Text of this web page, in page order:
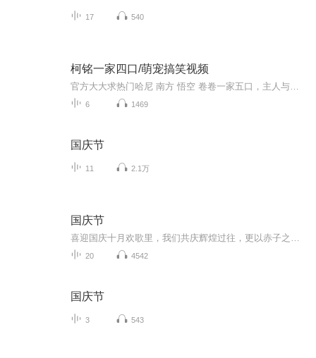
17 540
柯铭一家四口/萌宠搞笑视频
6 1469
国庆节
11 2.1万
国庆节
20 4542
国庆节
3 543